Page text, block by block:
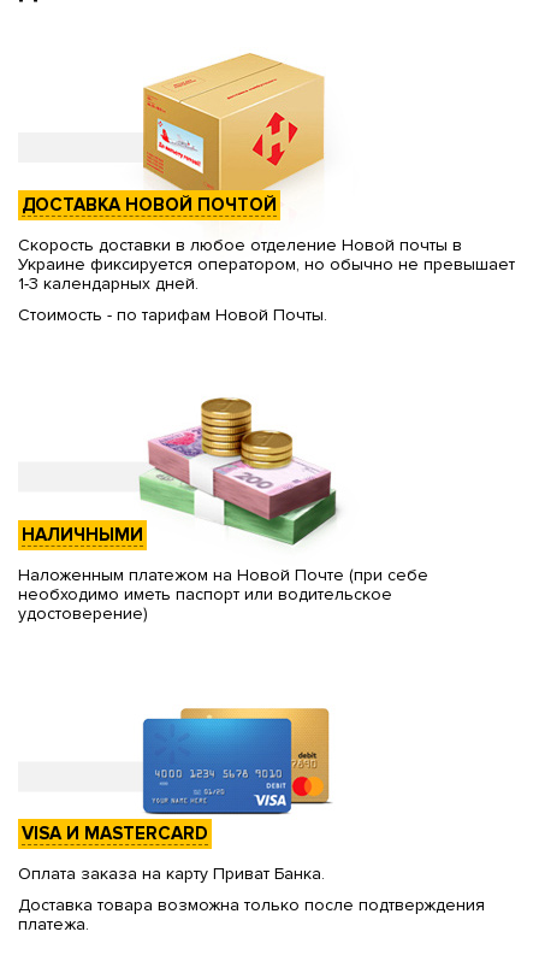
ДОСТАВКА НОВОЙ ПОЧТОЙ
Скорость доставки в любое отделение Новой почты в
Украине фиксируется оператором, но обычно не превышает
1-3 календарных дней.
Стоимость - по тарифам Новой Почты.
НАЛИЧНЫМИ
Наложенным платежом на Новой Почте (при себе
необходимо иметь паспорт или водительское
удостоверение)
VISA И MASTERCARD
Оплата заказа на карту Приват Банка.
Доставка товара возможна только после подтверждения
платежа.